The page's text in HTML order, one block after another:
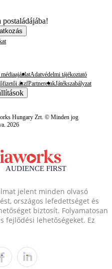
Adatvédelmi tájékoztató
ászfPartnereinkJátékszabályzat
Hungary Zrt. © Minden jog
2026
jelent minden olvasó
országos lefedettséget és
biztosít. Folyamatosan
fejlődési lehetőségeket. Ez